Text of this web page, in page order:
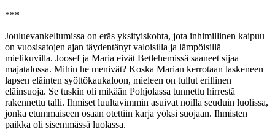
***
Jouluevankeliumissa on eräs yksityiskohta, jota inhimillinen kaipuu
on vuosisatojen ajan täydentänyt valoisilla ja lämpöisillä
mielikuvilla. Joosef ja Maria eivät Betlehemissä saaneet sijaa
majatalossa. Mihin he menivät? Koska Marian kerrotaan laskeneen
lapsen eläinten syöttökaukaloon, mieleen on tullut erillinen
eläinsuoja. Se tuskin oli mikään Pohjolassa tunnettu hirrestä
rakennettu talli. Ihmiset luultavimmin asuivat noilla seuduin luolissa,
jonka etummaiseen osaan otettiin karja yöksi suojaan. Ihmisten
paikka oli sisemmässä luolassa.